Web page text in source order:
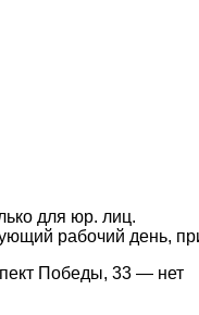
для юр. лиц.
рабочий день,
Победы, 33 — нет